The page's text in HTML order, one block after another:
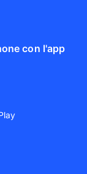
con l'app